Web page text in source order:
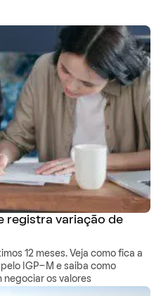
registra variação de
12 meses. Veja como fica a
IGP-M e saiba como
negociar os valores